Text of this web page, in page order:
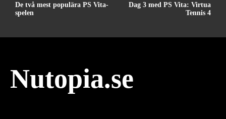
De två mest populära PS Vita-
spelen
Dag 3 med PS Vita: Virtua
Tennis 4
Nutopia.se